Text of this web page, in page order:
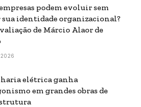
podem evoluir sem
sua identidade organizacional?
de Márcio Alaor de
elétrica ganha
em grandes obras de